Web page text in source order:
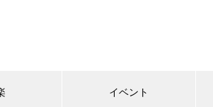
イベント